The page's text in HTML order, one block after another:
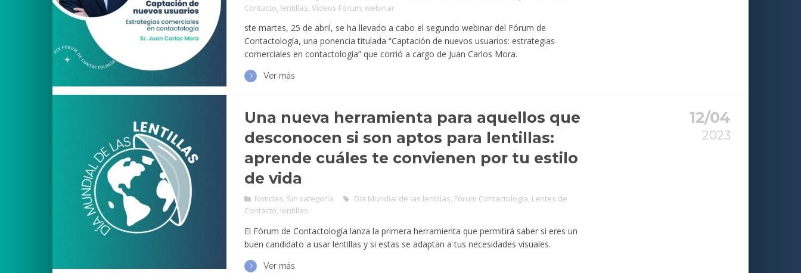
Contacto lentillas Vídeos Fórum webinar
ste martes, 25 de abril, se ha llevado a cabo el segundo webinar del Fórum de
Contactología, una ponencia titulada “Captación de nuevos usuarios: estrategias
comerciales en contactología” que corrió a cargo de Juan Carlos Mora.
Ver más
12/04
2023
Una nueva herramienta para aquellos que
desconocen si son aptos para lentillas:
aprende cuáles te convienen por tu estilo
de vida
Noticias, Sin categoría Día Mundial de las lentillas, Fórum Contactología, Lentes de
Contacto, lentillas
El Fórum de Contactología lanza la primera herramienta que permitirá saber si eres un
buen candidato a usar lentillas y si estas se adaptan a tus necesidades visuales.
Ver más